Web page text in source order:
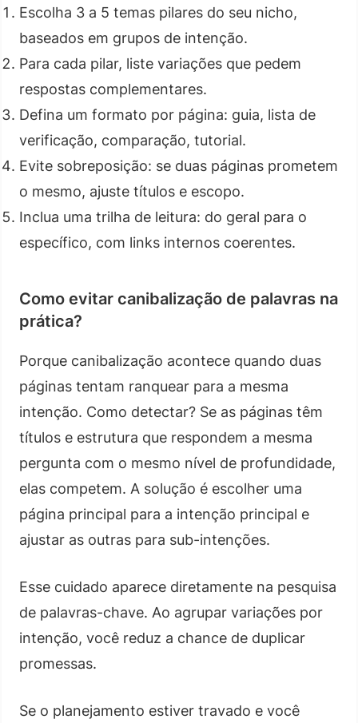
Escolha 3 a 5 temas pilares do seu nicho,
baseados em grupos de intenção.
Para cada pilar, liste variações que pedem
respostas complementares.
Defina um formato por página: guia, lista de
verificação, comparação, tutorial.
Evite sobreposição: se duas páginas prometem
o mesmo, ajuste títulos e escopo.
Inclua uma trilha de leitura: do geral para o
específico, com links internos coerentes.
Como evitar canibalização de palavras na
prática?
Porque canibalização acontece quando duas
páginas tentam ranquear para a mesma
intenção. Como detectar? Se as páginas têm
títulos e estrutura que respondem a mesma
pergunta com o mesmo nível de profundidade,
elas competem. A solução é escolher uma
página principal para a intenção principal e
ajustar as outras para sub-intenções.
Esse cuidado aparece diretamente na pesquisa
de palavras-chave. Ao agrupar variações por
intenção, você reduz a chance de duplicar
promessas.
Se o planejamento estiver travado e você